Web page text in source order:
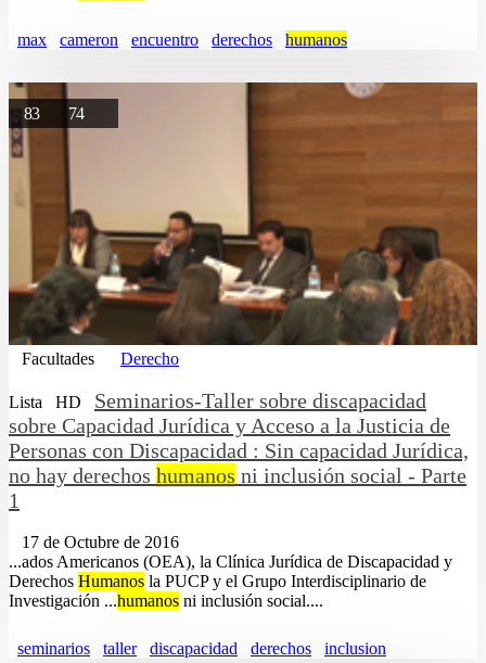
max cameron encuentro derechos humanos
83 74
Facultades Derecho
Lista HD
Seminarios-Taller sobre discapacidad
sobre Capacidad Jurídica y Acceso a la Justicia de
Personas con Discapacidad : Sin capacidad Jurídica,
no hay derechos humanos ni inclusión social - Parte
1
17 de Octubre de 2016
...ados Americanos (OEA), la Clínica Jurídica de Discapacidad y
Derechos Humanos la PUCP y el Grupo Interdisciplinario de
Investigación ...humanos ni inclusión social....
seminarios taller discapacidad derechos inclusion